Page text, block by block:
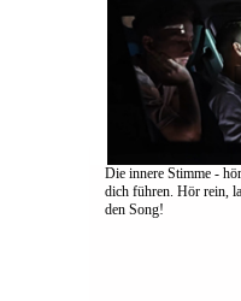
Die innere Stimme -
dich führen. Hör rein,
den Song!